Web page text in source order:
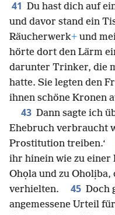
Augen geschminkt
41 Du hast dich auf
und davor stand ein
Räucherwerk+ und
hörte dort den Lärm
darunter Trinker, die
hatte. Sie legten den
ihnen schöne Kronen
43 Dann sagte ich
Ehebruch verbraucht
Prostitution treiben.‘
ihr hinein wie zu einer
Ohọla und zu Oholịba,
verhielten. 45 Doch